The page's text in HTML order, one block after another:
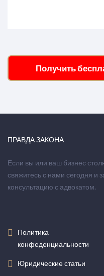
Получить
ПРАВДА ЗАКОНА
Если вы или ваш бизнес
свяжитесь с нами сегодня и
консультацию с адвокатом.
Политика
конфеденциальности
Юридические статьи